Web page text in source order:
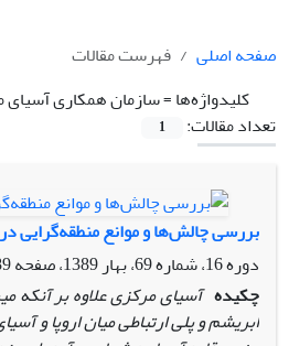
صفحه اصلی
فهرست مقالات
کلیدواژه‌ها =سازمان همکاری
تعداد مقالات:
1
بررسی چالش‌ها و موانع منطقه‌گرایی
دوره 16، شماره 69، بهار 1389، صفحه
چکیده آسیای مرکزی علاوه بر آنکه
ابریشم و پلی ارتباطی میان اروپا و